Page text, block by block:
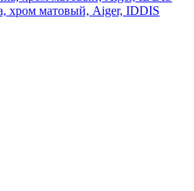
хром матовый, Aiger, IDDIS